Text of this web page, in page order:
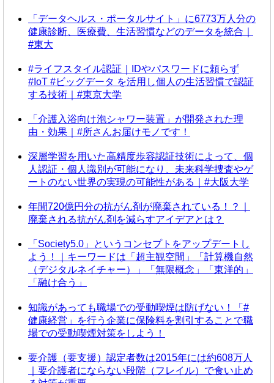
「データヘルス・ポータルサイト」に6773万人分の
健康診断、医療費、生活習慣などのデータを統合｜
#東大
#ライフスタイル認証｜IDやパスワードに頼らず
#IoT #ビッグデータ を活用し個人の生活習慣で認証
する技術｜#東京大学
「介護入浴向け泡シャワー装置」が開発された理
由・効果｜#所さんお届けモノです！
深層学習を用いた高精度歩容認証技術によって、個
人認証・個人識別が可能になり、未来科学捜査やゲ
ートのない世界の実現の可能性がある｜#大阪大学
年間720億円分の抗がん剤が廃棄されている！？｜
廃棄される抗がん剤を減らすアイデアとは？
「Society5.0」というコンセプトをアップデートし
よう！｜キーワードは「超主観空間」「計算機自然
（デジタルネイチャー）」「無限概念」「東洋的」
「融け合う」
知識があっても職場での受動喫煙は防げない！「#
健康経営」を行う企業に保険料を割引することで職
場での受動喫煙対策をしよう！
要介護（要支援）認定者数は2015年には約608万人
｜要介護者にならない段階（フレイル）で食い止め